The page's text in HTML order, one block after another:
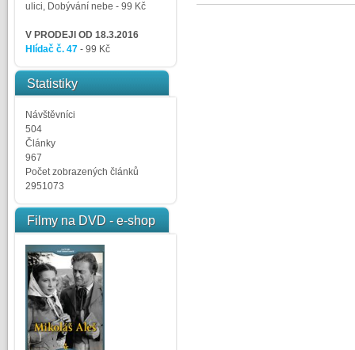
ulici, Dobývání nebe - 99 Kč
V PRODEJI OD 18.3.2016
Hlídač č. 47- 99 Kč
Statistiky
Návštěvníci
504
Články
967
Počet zobrazených článků
2951073
Filmy na DVD - e-shop